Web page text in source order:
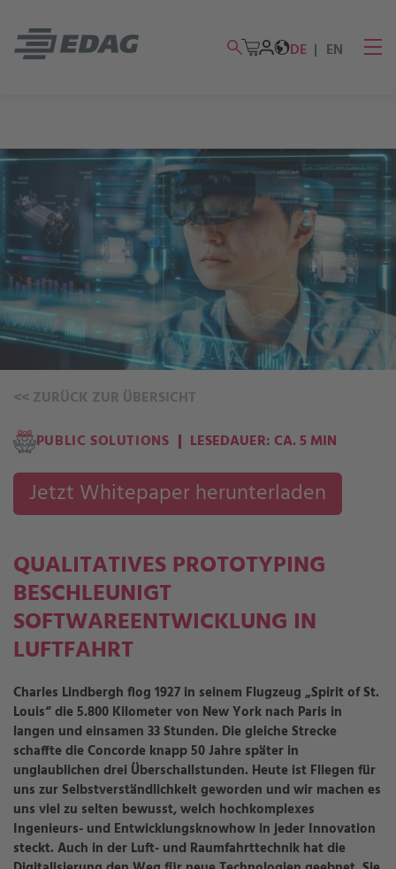
DE EN
<< ZURÜCK ZUR ÜBERSICHT
QUALITATIVES PROTOTYPING
BESCHLEUNIGT
SOFTWAREENTWICKLUNG IN
LUFTFAHRT
Charles Lindbergh flog 1927 in seinem Flugzeug „Spirit of St.
Louis“ die 5.800 Kilometer von New York nach Paris in
langen und einsamen 33 Stunden. Die gleiche Strecke
schaffte die Concorde knapp 50 Jahre später in
unglaublichen drei Überschallstunden. Heute ist Fliegen für
uns zur Selbstverständlichkeit geworden und wir machen es
uns viel zu selten bewusst, welch hochkomplexes
Ingenieurs- und Entwicklungsknowhow in jeder Innovation
steckt. Auch in der Luft- und Raumfahrttechnik hat die
PUBLIC SOLUTIONS LESEDAUER: CA. 5 MIN
Jetzt Whitepaper herunterladen